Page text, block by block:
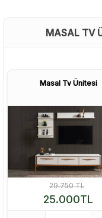
MASAL TV
Masal Tv Ünitesi
29.750TL
25.000TL